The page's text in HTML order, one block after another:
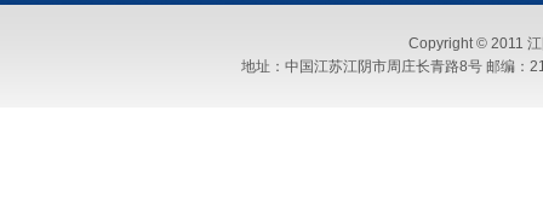
Copyright © 2011
地址：中国江苏江阴市周庄长青路8号 邮编